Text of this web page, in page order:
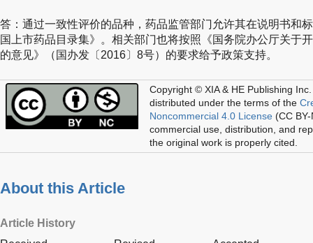
答：通过一致性评价的品种，药品监管部门允许其在说明书和
国上市药品目录集》。相关部门也将按照《国务院办公厅关于
的意见》（国办发〔2016〕8号）的要求给予政策支持。
Copyright © XIA & HE Publishing Inc.
distributed under the terms of the
Noncommercial 4.0 License (CC
commercial use, distribution, and
the original work is properly cited.
About this Article
Article History